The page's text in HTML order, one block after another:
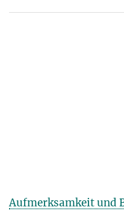
Aufmerksamkeit und